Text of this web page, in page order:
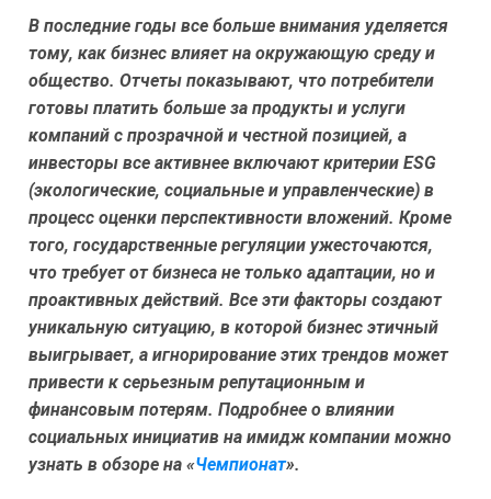
В последние годы все больше внимания уделяется
тому, как бизнес влияет на окружающую среду и
общество. Отчеты показывают, что потребители
готовы платить больше за продукты и услуги
компаний с прозрачной и честной позицией, а
инвесторы все активнее включают критерии ESG
(экологические, социальные и управленческие) в
процесс оценки перспективности вложений. Кроме
того, государственные регуляции ужесточаются,
что требует от бизнеса не только адаптации, но и
проактивных действий. Все эти факторы создают
уникальную ситуацию, в которой бизнес этичный
выигрывает, а игнорирование этих трендов может
привести к серьезным репутационным и
финансовым потерям. Подробнее о влиянии
социальных инициатив на имидж компании можно
узнать в обзоре на «Чемпионат».